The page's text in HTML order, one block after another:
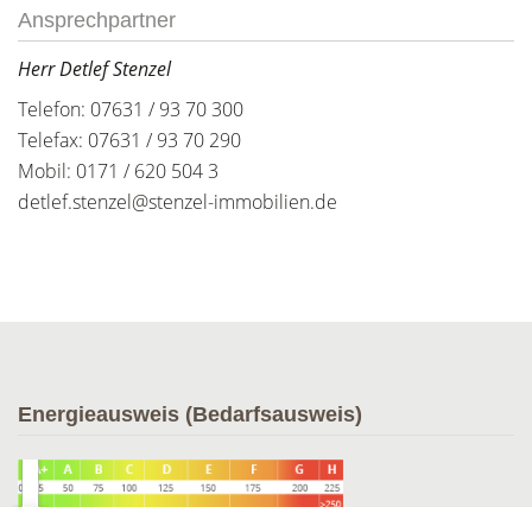
Ansprechpartner
Herr Detlef Stenzel
Telefon: 07631 / 93 70 300
Telefax: 07631 / 93 70 290
Mobil: 0171 / 620 504 3
detlef.stenzel@stenzel-immobilien.de
Energieausweis (Bedarfsausweis)